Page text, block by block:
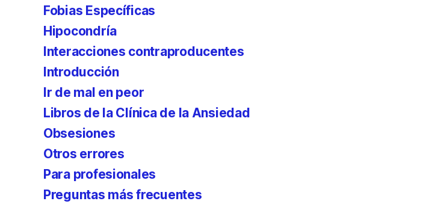
Fobias Específicas
Hipocondría
Interacciones contraproducentes
Introducción
Ir de mal en peor
Libros de la Clínica de la Ansiedad
Obsesiones
Otros errores
Para profesionales
Preguntas más frecuentes